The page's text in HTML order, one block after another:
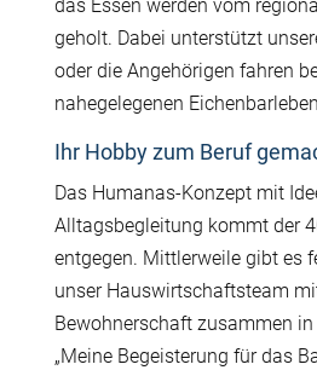
das Essen werden vom
geholt. Dabei unterstützt
oder die Angehörigen fahren
nahegelegenen
Ihr Hobby zum Beruf
Das Humanas-Konzept mit
Alltagsbegleitung kommt der
entgegen. Mittlerweile gibt es
unser Hauswirtschaftsteam
Bewohnerschaft zusammen in
„Meine Begeisterung für das